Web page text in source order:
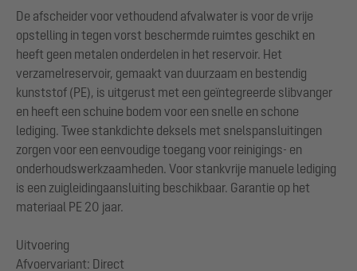
De afscheider voor vethoudend afvalwater is voor de vrije
opstelling in tegen vorst beschermde ruimtes geschikt en
heeft geen metalen onderdelen in het reservoir. Het
verzamelreservoir, gemaakt van duurzaam en bestendig
kunststof (PE), is uitgerust met een geïntegreerde slibvanger
en heeft een schuine bodem voor een snelle en schone
lediging. Twee stankdichte deksels met snelspansluitingen
zorgen voor een eenvoudige toegang voor reinigings- en
onderhoudswerkzaamheden. Voor stankvrije manuele lediging
is een zuigleidingaansluiting beschikbaar. Garantie op het
materiaal PE 20 jaar.
Uitvoering
Afvoervariant: Direct